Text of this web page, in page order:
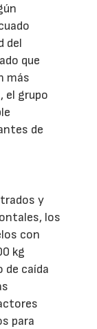
del
que
más
el grupo
de
y
los
con
kg
de caída
para